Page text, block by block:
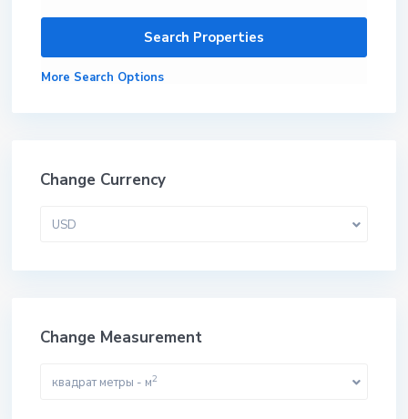
More Search Options
Change Currency
USD
Change Measurement
квадрат метры - м2